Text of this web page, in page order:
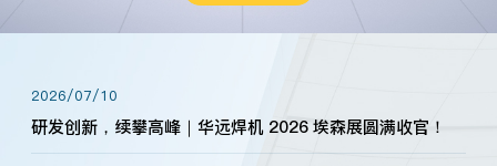
2026/07/10
研发创新，续攀高峰｜华远焊机 2026 埃森展圆满收官！